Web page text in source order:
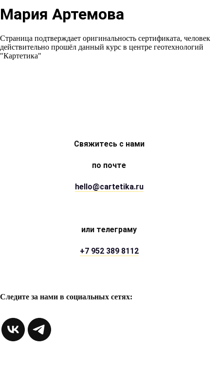
Мария Артемова
Страница подтверждает оригинальность сертификата, человек
действительно прошёл данный курс в центре геотехнологий
"Картетика"
Свяжитесь с нами
по почте
hello@cartetika.ru
или телеграму
+7 952 389 8112
Следите за нами в социальных сетях: